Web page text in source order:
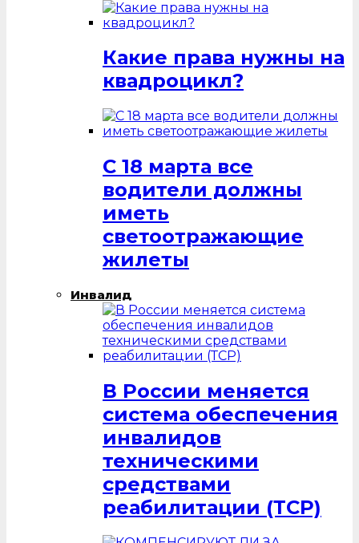
Какие права нужны на
квадроцикл?
С 18 марта все
водители должны
иметь
светоотражающие
жилеты
Инвалид
В России меняется
система обеспечения
инвалидов
техническими
средствами
реабилитации (ТСР)